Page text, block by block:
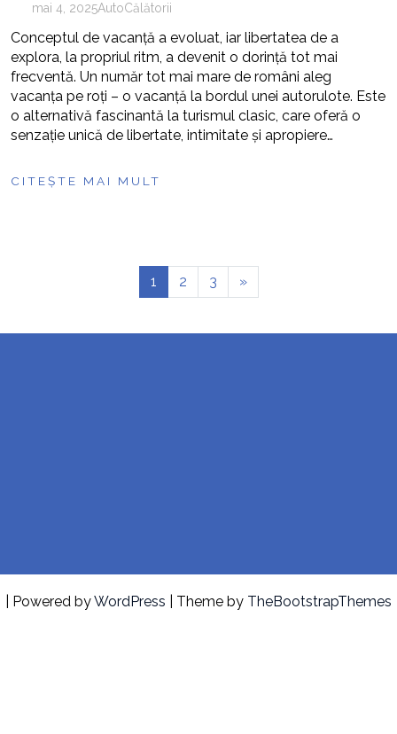
mai 4, 2025AutoCălătorii
Conceptul de vacanţă a evoluat, iar libertatea de a
explora, la propriul ritm, a devenit o dorinţă tot mai
frecventă. Un număr tot mai mare de români aleg
vacanţa pe roţi – o vacanţă la bordul unei autorulote. Este
o alternativă fascinantă la turismul clasic, care oferă o
senzaţie unică de libertate, intimitate şi apropiere…
CITEȘTE MAI MULT
1 2 3 »
| Powered byWordPress | Theme by TheBootstrapThemes